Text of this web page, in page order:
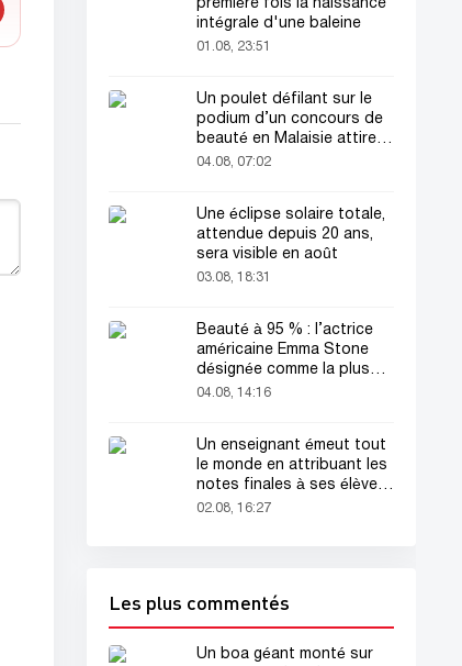
première fois la naissance
intégrale d'une baleine
01.08, 23:51
Un poulet défilant sur le
podium d’un concours de
beauté en Malaisie attire
l’attention du public
04.08, 07:02
Une éclipse solaire totale,
attendue depuis 20 ans,
sera visible en août
03.08, 18:31
Beauté à 95 % : l’actrice
américaine Emma Stone
désignée comme la plus
belle femme du monde !
04.08, 14:16
Un enseignant émeut tout
le monde en attribuant les
notes finales à ses élèves
avant sa mort
02.08, 16:27
Les plus commentés
Un boa géant monté sur